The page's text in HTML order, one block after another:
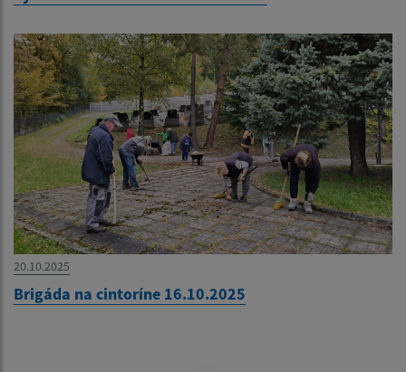
20.10.2025
Brigáda na cintoríne 16.10.2025